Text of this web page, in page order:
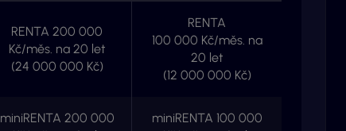
RENTA 200 000
Kč/měs. na 20 let
(24 000 000 Kč)
RENTA
100 000 Kč/měs. na
20 let
(12 000 000 Kč)
miniRENTA 200 000
miniRENTA 100 000